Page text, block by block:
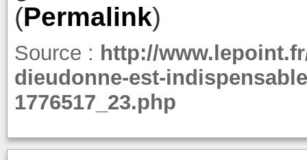
(Permalink)
Source : http://
dieudonne-est-
1776517_23.php